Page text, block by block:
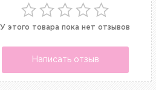
У этого товара пока нет отзывов
Написать отзыв